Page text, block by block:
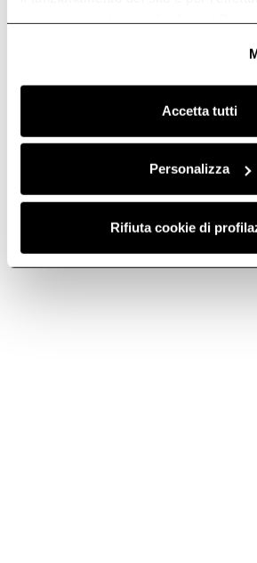
anonime, mentre se clicchi su «
Clicca quiper visualizzare la cookie
Accetta tutti
Personalizza
Rifiuta cookie di